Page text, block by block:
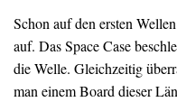
Schon auf den ersten
auf. Das Space Case
die Welle. Gleichzeitig
man einem Board dieser